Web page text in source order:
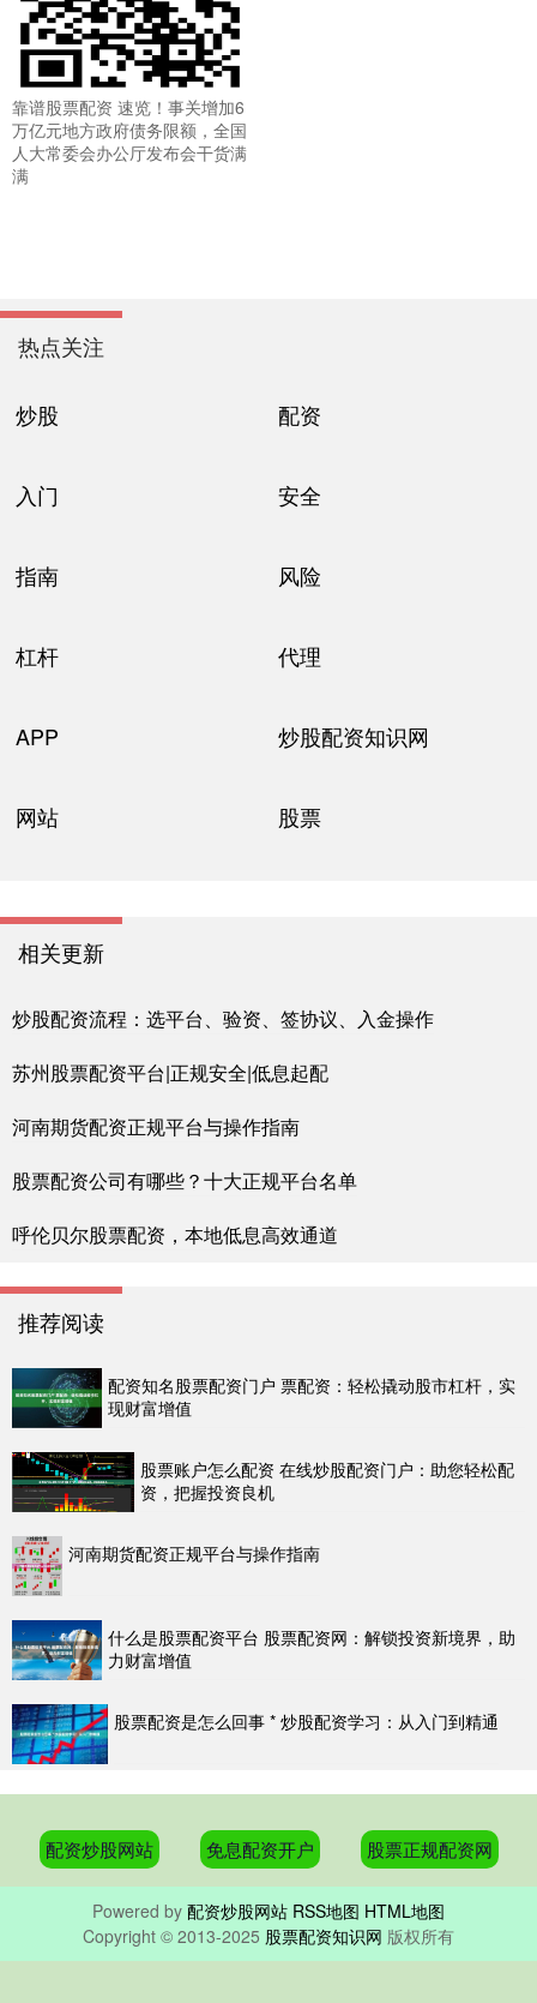
靠谱股票配资 速览！事关增加6
万亿元地方政府债务限额，全国
人大常委会办公厅发布会干货满
满
热点关注
炒股 配资
入门 安全
指南 风险
杠杆 代理
APP 炒股配资知识网
网站 股票
相关更新
炒股配资流程：选平台、验资、签协议、入金操作
苏州股票配资平台|正规安全|低息起配
河南期货配资正规平台与操作指南
股票配资公司有哪些？十大正规平台名单
呼伦贝尔股票配资，本地低息高效通道
推荐阅读
配资知名股票配资门户 票配资：轻松撬动股市杠杆，实
现财富增值
股票账户怎么配资 在线炒股配资门户：助您轻松配
资，把握投资良机
河南期货配资正规平台与操作指南
什么是股票配资平台 股票配资网：解锁投资新境界，助
力财富增值
股票配资是怎么回事 * 炒股配资学习：从入门到精通
配资炒股网站 免息配资开户 股票正规配资网
Powered by 配资炒股网站 RSS地图 HTML地图
Copyright © 2013-2025 股票配资知识网 版权所有